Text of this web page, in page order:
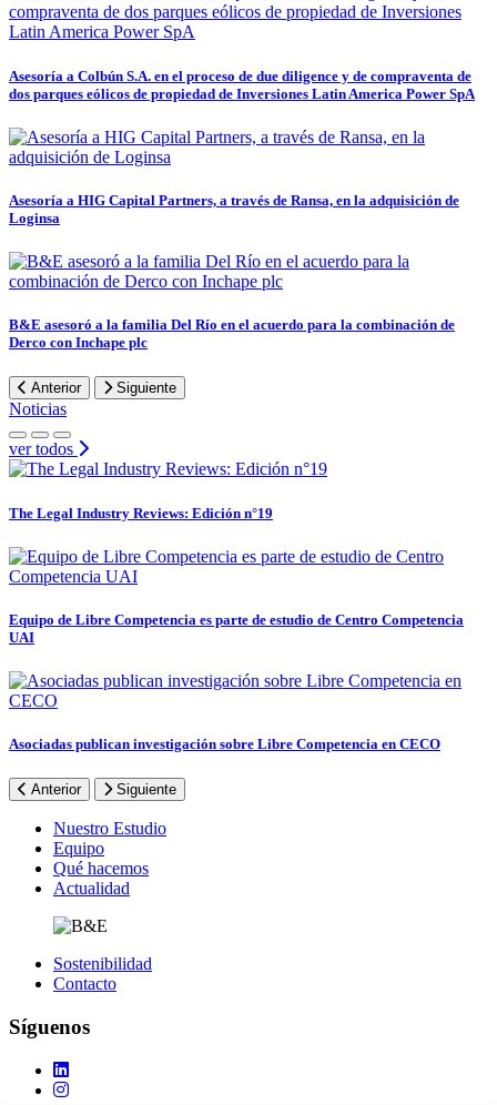
Asesoría a Colbún S.A. en el proceso de due diligence y de compraventa de
dos parques eólicos de propiedad de Inversiones Latin America Power SpA
Asesoría a HIG Capital Partners, a través de Ransa, en la adquisición de
Loginsa
B&E asesoró a la familia Del Río en el acuerdo para la combinación de
Derco con Inchape plc
Anterior Siguiente
Noticias
ver todos
The Legal Industry Reviews: Edición n°19
Equipo de Libre Competencia es parte de estudio de Centro Competencia
UAI
Asociadas publican investigación sobre Libre Competencia en CECO
Anterior Siguiente
FooterNuestro Estudio
Equipo
Qué hacemos
Actualidad
Sostenibilidad
Contacto
Síguenos